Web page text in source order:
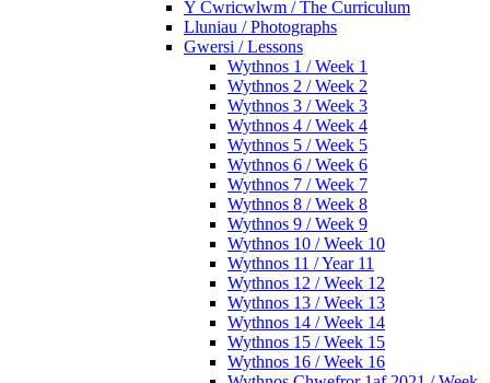
Y Cwricwlwm / The Curriculum
Lluniau / Photographs
Gwersi / Lessons
Wythnos 1 / Week 1
Wythnos 2 / Week 2
Wythnos 3 / Week 3
Wythnos 4 / Week 4
Wythnos 5 / Week 5
Wythnos 6 / Week 6
Wythnos 7 / Week 7
Wythnos 8 / Week 8
Wythnos 9 / Week 9
Wythnos 10 / Week 10
Wythnos 11 / Year 11
Wythnos 12 / Week 12
Wythnos 13 / Week 13
Wythnos 14 / Week 14
Wythnos 15 / Week 15
Wythnos 16 / Week 16